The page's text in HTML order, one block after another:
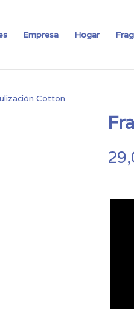
Empresa Hogar
Cotton